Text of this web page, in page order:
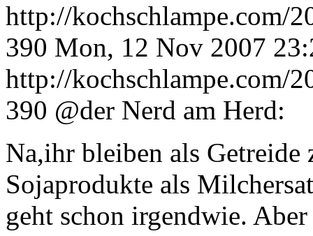
http://kochschlampe.com/
390 Mon, 12 Nov 2007
http://kochschlampe.com/
390 @der Nerd am Herd:
Na,ihr bleiben als
Sojaprodukte als
geht schon irgendwie.